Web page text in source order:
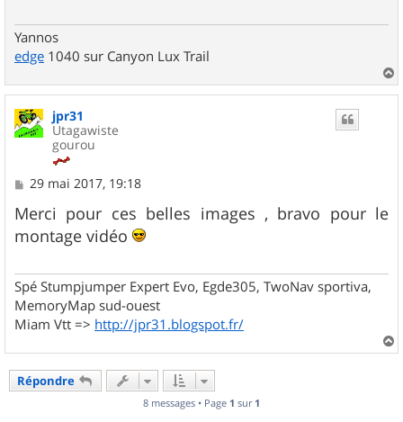
Yannos
edge 1040 sur Canyon Lux Trail
a
jpr31
Utagawiste
gourou
M
s
s
a
29 mai 2017, 19:18
Merci pour ces belles images , bravo pour le
montage vidéo
Spé Stumpjumper Expert Evo, Egde305, TwoNav sportiva,
MemoryMap sud-ouest
Miam Vtt => http://jpr31.blogspot.fr/
a
Répondre
8 messages • Page 1 sur 1